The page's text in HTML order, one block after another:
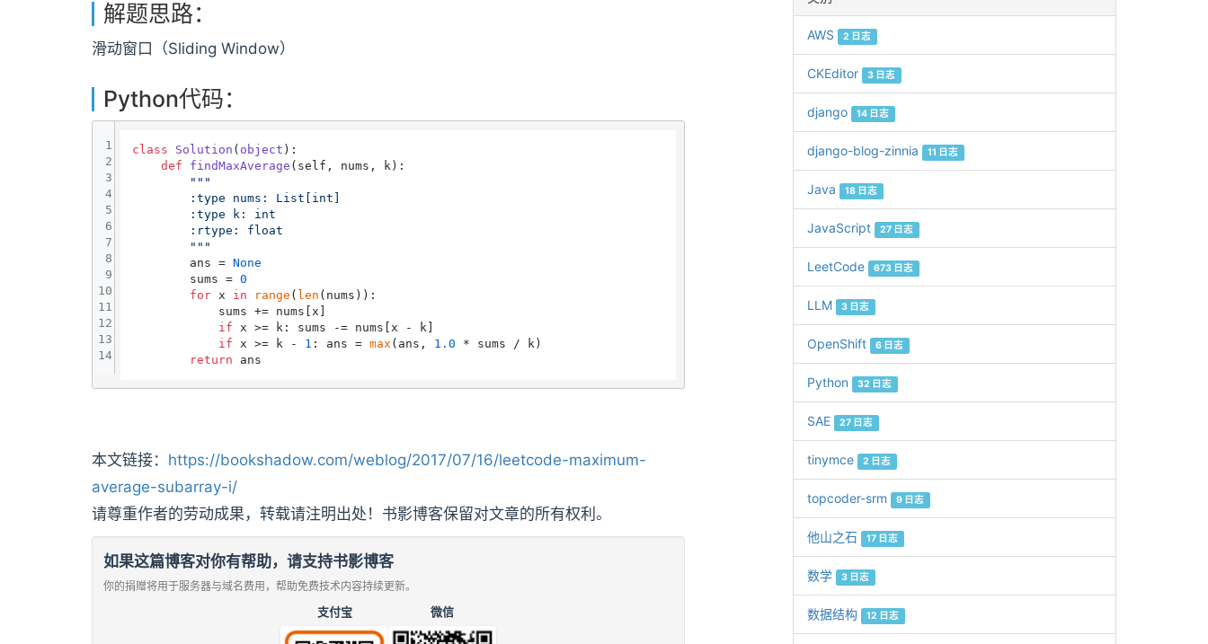
解题思路：
滑动窗口（Sliding Window）
Python代码：
class Solution ( object ):
def
findMaxAverage ( self, nums, k ):
"""
        :type nums: List[int]
        :type k: int
        :rtype: float
        """
        ans =
None
        sums =
0
for x in range ( len (nums)):
            sums += nums[x]
if x >= k: sums -= nums[x - k]
if x >= k - 1 : ans = max (ans, 1.0 * sums / k)
return
1
2
3
4
5
6
7
8
9
10
11
12
13
14
本文链接： https://bookshadow.com/weblog/2017/07/16/leetcode-maximum-
average-subarray-i/
请尊重作者的劳动成果，转载请注明出处！书影博客保留对文章的所有权利。
如果这篇博客对你有帮助，请支持书影博客
你的捐赠将用于服务器与域名费用，帮助免费技术内容持续更新。
支付宝 微信
AWS 2 日志
CKEditor 3 日志
django 14 日志
django-blog-zinnia 11 日志
Java 18 日志
JavaScript 27 日志
LeetCode 673 日志
LLM 3 日志
OpenShift 6 日志
Python 32 日志
SAE 27 日志
tinymce 2 日志
topcoder-srm 9 日志
他山之石 17 日志
数学 3 日志
数据结构 12 日志